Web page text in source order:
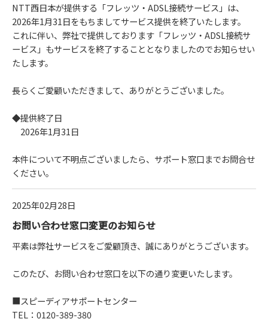
NTT西日本が提供する「フレッツ・ADSL接続サービス」は、
2026年1月31日をもちましてサービス提供を終了いたします。
これに伴い、弊社で提供しております「フレッツ・ADSL接続サ
ービス」もサービスを終了することとなりましたのでお知らせい
たします。
長らくご愛顧いただきまして、ありがとうございました。
◆提供終了日
2026年1月31日
本件について不明点ございましたら、サポート窓口までお問合せ
ください。
2025年02月28日
お問い合わせ窓口変更のお知らせ
平素は弊社サービスをご愛顧頂き、誠にありがとうございます。
このたび、お問い合わせ窓口を以下の通り変更いたします。
■スピーディアサポートセンター
TEL：0120-389-380